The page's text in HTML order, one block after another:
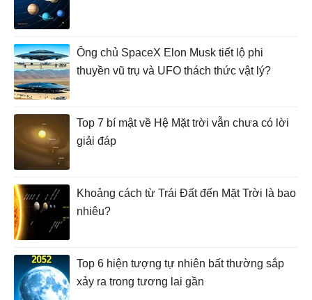
Ông chủ SpaceX Elon Musk tiết lộ phi
thuyền vũ trụ và UFO thách thức vật lý?
Top 7 bí mật về Hệ Mặt trời vẫn chưa có lời
giải đáp
Khoảng cách từ Trái Đất đến Mặt Trời là bao
nhiêu?
Top 6 hiện tượng tự nhiên bất thường sắp
xảy ra trong tương lai gần